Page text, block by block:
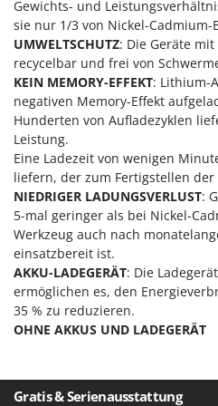
Rato
Reber
Redback
Resto Italia
Ribimex
Ripartrak
Ritter
River Systems
Robomow
Rossofuoco
Rover Pompe
Royal Food
Ryobi
S
S.T.P.
Gewichts- und
sie nur 1/3 von Nickel-Cadmium-
UMWELTSCHUTZ: Die Geräte
recycelbar und frei von
KEIN MEMORY-EFFEKT: Lithium-
negativen Memory-Effekt
Hunderten von Aufladezyklen
Leistung.
Eine Ladezeit von wenigen
liefern, der zum Fertigstellen
NIEDRIGER LADUNGSVERLUST:
5-mal geringer als bei Nickel-
Werkzeug auch nach
einsatzbereit ist.
AKKU-LADEGERÄT: Die
ermöglichen es, den
35 % zu reduzieren.
OHNE AKKUS UND LADEGERÄT
Gratis & Serienausstattung